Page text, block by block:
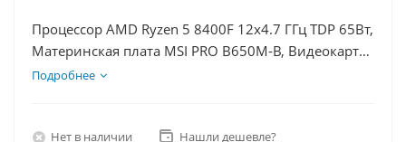
Процессор AMD Ryzen 5 8400F 12x4.7 ГГц TDP 65Вт,
Материнская плата MSI PRO B650M-B, Видеокарта
RTX 5070Ti 16Гб, Память DDR5 16Gb, Диски
Подробнее
Нет в наличии Нашли дешевле?